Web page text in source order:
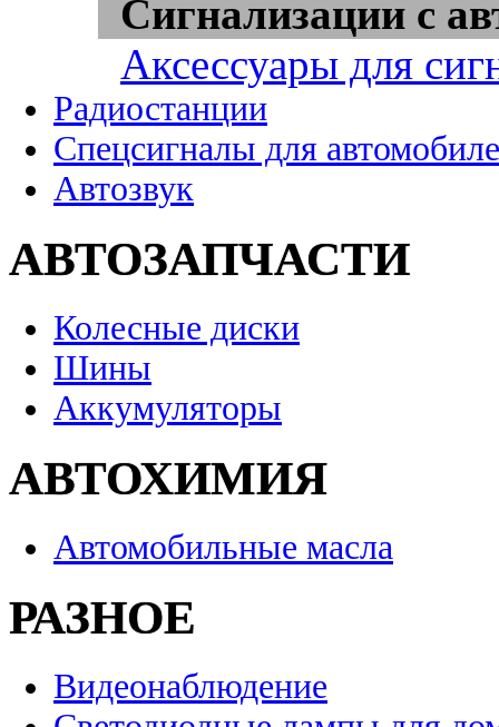
Сигнализации с
Аксессуары для
Радиостанции
Спецсигналы для
Автозвук
АВТОЗАПЧАСТИ
Колесные диски
Шины
Аккумуляторы
АВТОХИМИЯ
Автомобильные масла
РАЗНОЕ
Видеонаблюдение